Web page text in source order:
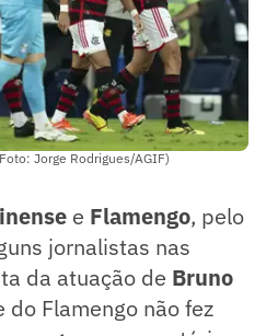
Jorge Rodrigues/AGIF)
e Flamengo, pelo
jornalistas nas
da atuação de Bruno
do Flamengo não fez